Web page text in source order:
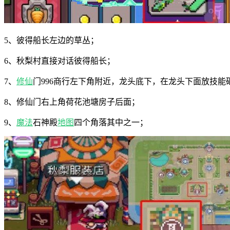
5、彼得船长左边的草丛；
6、秋梨村直接对话彼得船长；
7、 修仙门996商行左下角附近，龙头底下，在龙头下面放技能
8、修仙门右上角荷花池塘房子后面；
9、 魔法石神殿地图 四个角落其中之一；